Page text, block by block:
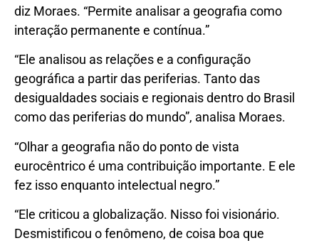
diz Moraes. “Permite analisar a geografia como
interação permanente e contínua.”
“Ele analisou as relações e a configuração
geográfica a partir das periferias. Tanto das
desigualdades sociais e regionais dentro do Brasil
como das periferias do mundo”, analisa Moraes.
“Olhar a geografia não do ponto de vista
eurocêntrico é uma contribuição importante. E ele
fez isso enquanto intelectual negro.”
“Ele criticou a globalização. Nisso foi visionário.
Desmistificou o fenômeno, de coisa boa que